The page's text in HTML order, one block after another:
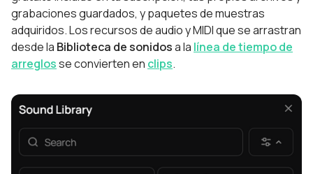
grabaciones guardados, y paquetes de muestras
adquiridos. Los recursos de audio y MIDI que se arrastran
desde la Biblioteca de sonidosa la línea de tiempo de
arreglosse convierten en clips.